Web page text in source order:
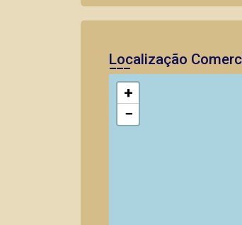
Localização
+
−